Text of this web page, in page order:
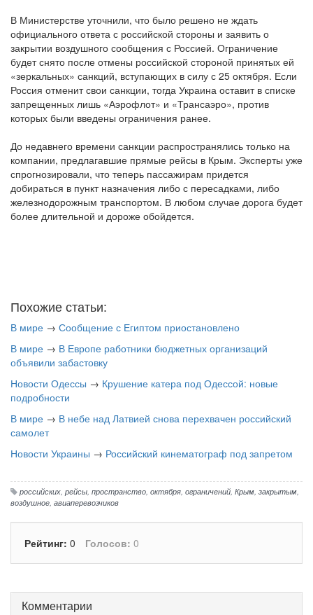
В Министерстве уточнили, что было решено не ждать
официального ответа с российской стороны и заявить о
закрытии воздушного сообщения с Россией. Ограничение
будет снято после отмены российской стороной принятых ей
«зеркальных» санкций, вступающих в силу с 25 октября. Если
Россия отменит свои санкции, тогда Украина оставит в списке
запрещенных лишь «Аэрофлот» и «Трансаэро», против
которых были введены ограничения ранее.
До недавнего времени санкции распространялись только на
компании, предлагавшие прямые рейсы в Крым. Эксперты уже
спрогнозировали, что теперь пассажирам придется
добираться в пункт назначения либо с пересадками, либо
железнодорожным транспортом. В любом случае дорога будет
более длительной и дороже обойдется.
Похожие статьи:
В мире → Сообщение с Египтом приостановлено
В мире → В Европе работники бюджетных организаций
объявили забастовку
Новости Одессы → Крушение катера под Одессой: новые
подробности
В мире → В небе над Латвией снова перехвачен российский
самолет
Новости Украины → Российский кинематограф под запретом
российских рейсы пространство октября ограничений Крым закрытым
воздушное авиаперевозчиков
Рейтинг: 0 Голосов: 0
Комментарии